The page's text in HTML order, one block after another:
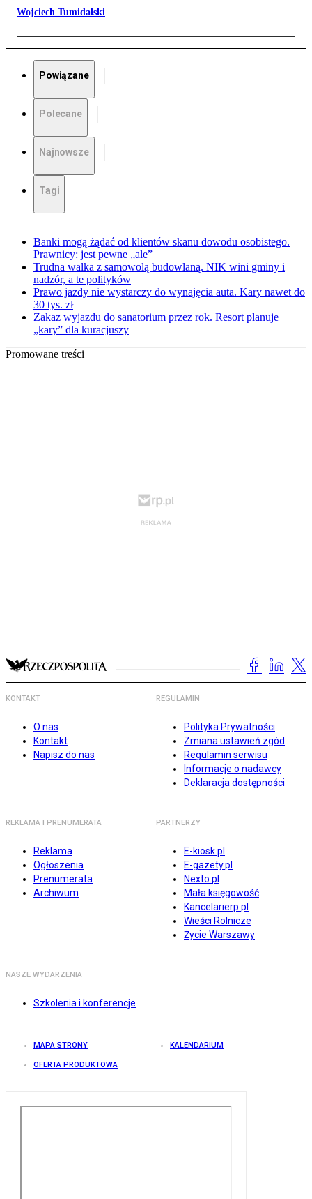
Wojciech Tumidalski
Powiązane
Polecane
Najnowsze
Tagi
Banki mogą żądać od klientów skanu dowodu osobistego.
Prawnicy: jest pewne „ale”
Trudna walka z samowolą budowlaną. NIK wini gminy i
nadzór, a te polityków
Prawo jazdy nie wystarczy do wynajęcia auta. Kary nawet do
30 tys. zł
Zakaz wyjazdu do sanatorium przez rok. Resort planuje
„kary” dla kuracjuszy
Promowane treści
KONTAKT
O nas
Kontakt
Napisz do nas
REGULAMIN
Polityka Prywatności
Zmiana ustawień zgód
Regulamin serwisu
Informacje o nadawcy
Deklaracja dostępności
REKLAMA I PRENUMERATA
Reklama
Ogłoszenia
Prenumerata
Archiwum
PARTNERZY
E-kiosk.pl
E-gazety.pl
Nexto.pl
Mała księgowość
Kancelarierp.pl
Wieści Rolnicze
Życie Warszawy
NASZE WYDARZENIA
Szkolenia i konferencje
MAPA STRONY KALENDARIUM
OFERTA PRODUKTOWA